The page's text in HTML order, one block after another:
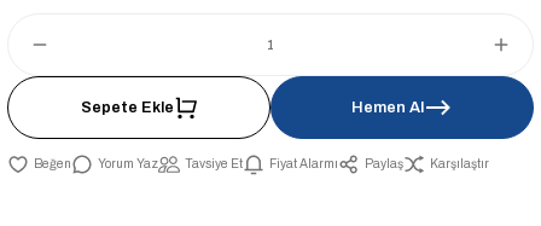
Sepete Ekle Hemen Al
Yorum Yaz Tavsiye Et Fiyat Alarmı Paylaş Karşılaştır